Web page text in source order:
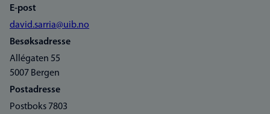
E-post
david.sarria@uib.no
Besøksadresse
Allégaten 55
5007 Bergen
Postadresse
Postboks 7803